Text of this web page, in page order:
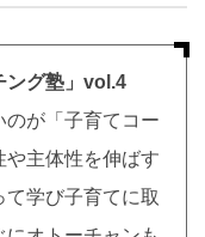
ング塾」vol.4
が「子育てコー
主体性を伸ばす
学び子育てに取